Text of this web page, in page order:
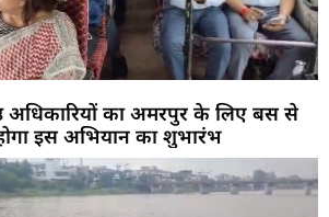
अधिकारियों का अमरपुर के लिए बस से
इस अभियान का शुभारंभ